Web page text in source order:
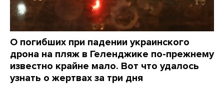
О погибших при падении украинского
дрона на пляж в Геленджике по-прежнему
известно крайне мало. Вот что удалось
узнать о жертвах за три дня